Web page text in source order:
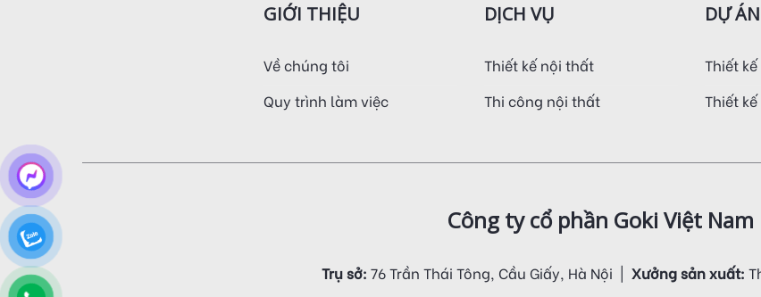
GIỚI THIỆU
Về chúng tôi
Quy trình làm việc
DỊCH VỤ
Thiết kế nội thất
Thi công nội thất
DỰ ÁN
Thiết
Thiết
Công ty cổ phần Goki Việt Nam
Trụ sở: 76 Trần Thái Tông, Cầu Giấy, Hà Nội | Xưởng sản xuất: